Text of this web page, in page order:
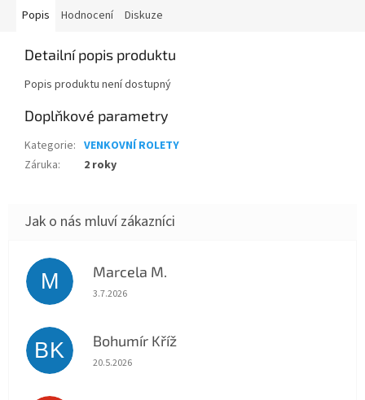
Popis Hodnocení Diskuze
Detailní popis produktu
Popis produktu není dostupný
Doplňkové parametry
Kategorie: VENKOVNÍ ROLETY
Záruka: 2 roky
M Marcela M.
Hodnocení obchodu je 5 z 5 hvězdiček.
3.7.2026
BK Bohumír Kříž
Hodnocení obchodu je 5 z 5 hvězdiček.
20.5.2026